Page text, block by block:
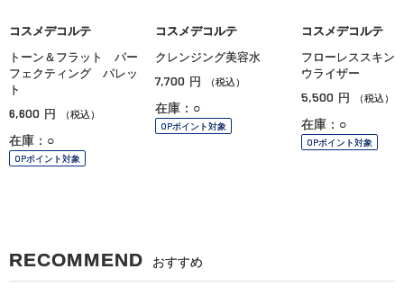
コスメデコルテ
トーン＆フラット パー
フェクティング パレッ
ト
6,600 円 （税込）
在庫：○
OPポイント対象
コスメデコルテ
クレンジング美容水
7,700 円 （税込）
在庫：○
OPポイント対象
コスメデコルテ
フローレススキ
ウライザー
5,500 円 （税込）
在庫：○
OPポイント対象
RECOMMEND おすすめ